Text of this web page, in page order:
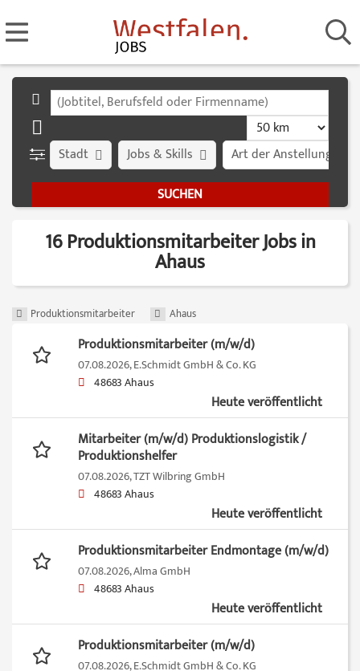
Stadt Art der Anstellung
Jobs & Skills
16 Produktionsmitarbeiter Jobs in
Ahaus
Produktionsmitarbeiter Ahaus
Produktionsmitarbeiter (m/w/d)
07.08.2026,E.Schmidt GmbH & Co. KG
48683 Ahaus
Heute veröffentlicht
Mitarbeiter (m/w/d) Produktionslogistik /
Produktionshelfer
07.08.2026,TZT Wilbring GmbH
48683 Ahaus
Heute veröffentlicht
Produktionsmitarbeiter Endmontage (m/w/d)
07.08.2026,Alma GmbH
48683 Ahaus
Heute veröffentlicht
Produktionsmitarbeiter (m/w/d)
07.08.2026,E.Schmidt GmbH & Co. KG